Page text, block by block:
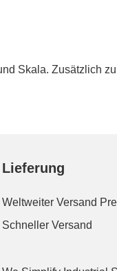
Skala. Zusätzlich
Lieferung
Weltweiter Versand
Schneller Versand